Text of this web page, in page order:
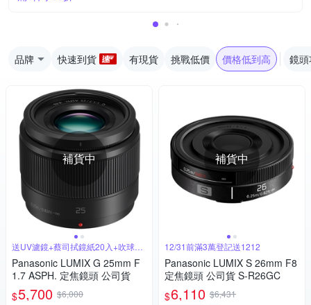
品牌 快速到貨 有現貨 挑戰低價 價格低到高 鏡
補貨中
送UV濾鏡+蔡司拭鏡紙20入+吹球拭
筆組
Panasonic LUMIX G 25mm F
1.7 ASPH. 定焦鏡頭 公司貨
$5,700 $6,000
補貨中
12/31前滿3萬登記送1212
Panasonic LUMIX S 26mm F8
定焦鏡頭 公司貨 S-R26GC
$6,110 $6,431